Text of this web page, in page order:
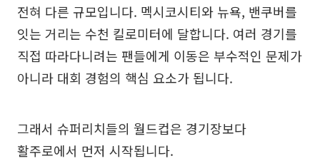
전혀 다른 규모입니다. 멕시코시티와 뉴욕, 밴쿠버를
잇는 거리는 수천 킬로미터에 달합니다. 여러 경기를
직접 따라다니려는 팬들에게 이동은 부수적인 문제가
아니라 대회 경험의 핵심 요소가 됩니다.
그래서 슈퍼리치들의 월드컵은 경기장보다
활주로에서 먼저 시작됩니다.